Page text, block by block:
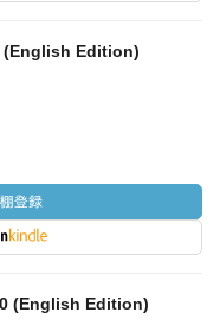
(English Edition)
(English Edition)